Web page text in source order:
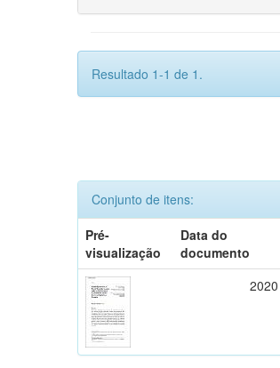
Resultado 1-1 de 1.
Conjunto de itens:
Pré-
visualização
Data do
documento
2020